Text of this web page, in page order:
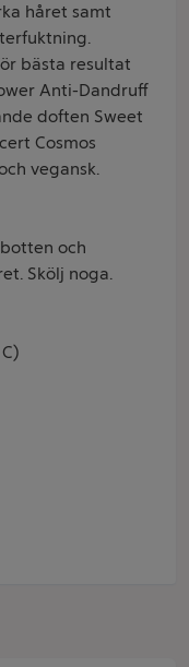
håret samt
bästa resultat
Anti-Dandruff
doften Sweet
Cosmos
vegansk.
och
Skölj noga.